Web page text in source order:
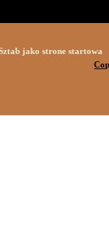
jako strone startowa